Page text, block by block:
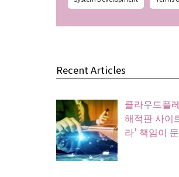
Recent Articles
클라우드플
해적판 사이
라’ 책임이